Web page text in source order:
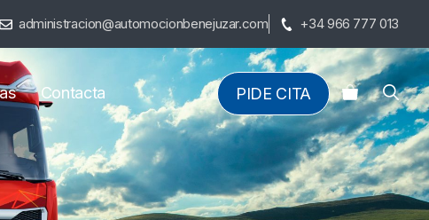
administracion@automocionbenejuzar.com +34 966 777 013
Contacta PIDE CITA